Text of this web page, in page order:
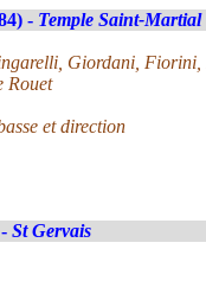
- Temple Saint-Martial
Giordani, Fiorini,
Rouet
et direction
St Gervais